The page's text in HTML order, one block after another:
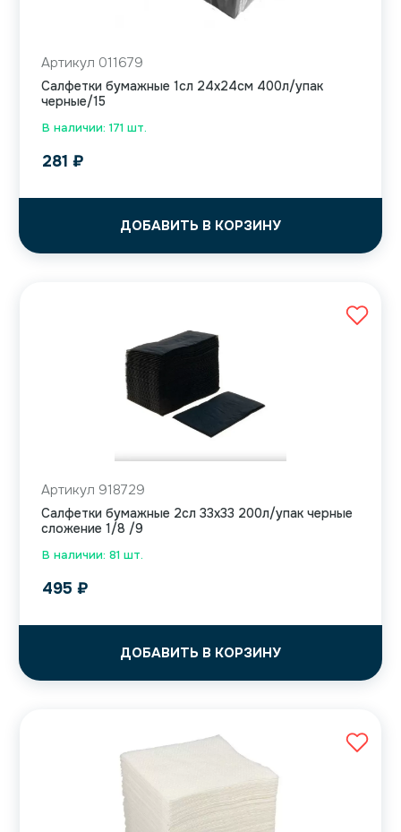
В наличии: 171 шт.
Артикул 011679
Салфетки бумажные 1сл 24х24см 400л/упак
черные/15
281 ₽
ДОБАВИТЬ В КОРЗИНУ
В наличии: 81 шт.
Артикул 918729
Салфетки бумажные 2сл 33х33 200л/упак черные
сложение 1/8 /9
495 ₽
ДОБАВИТЬ В КОРЗИНУ